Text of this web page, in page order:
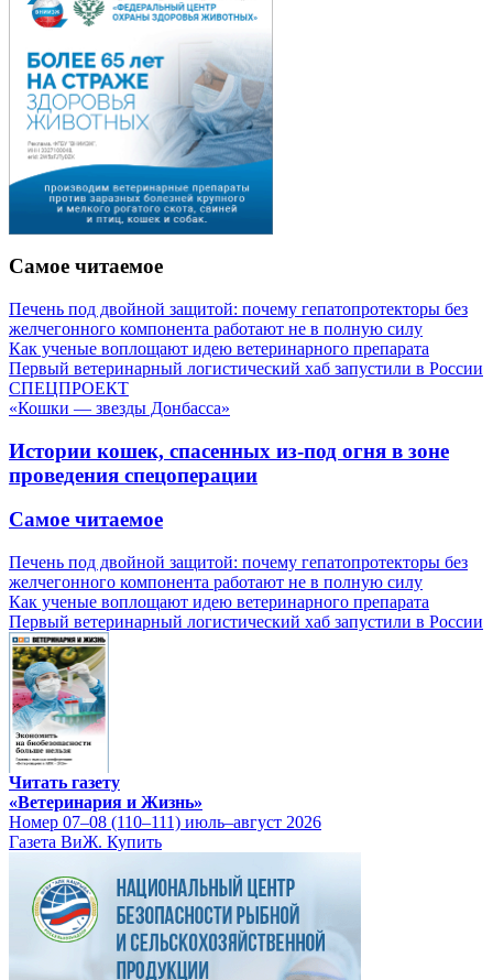
Самое читаемое
Печень под двойной защитой: почему гепатопротекторы без
желчегонного компонента работают не в полную силу
Как ученые воплощают идею ветеринарного препарата
Первый ветеринарный логистический хаб запустили в России
СПЕЦПРОЕКТ
«Кошки — звезды Донбасса»
Истории кошек, спасенных из-под огня в зоне
проведения спецоперации
Самое читаемое
Печень под двойной защитой: почему гепатопротекторы без
желчегонного компонента работают не в полную силу
Как ученые воплощают идею ветеринарного препарата
Первый ветеринарный логистический хаб запустили в России
Читать газету
«Ветеринария и Жизнь»
Номер 07–08 (110–111) июль–август 2026
Газета ВиЖ. Купить